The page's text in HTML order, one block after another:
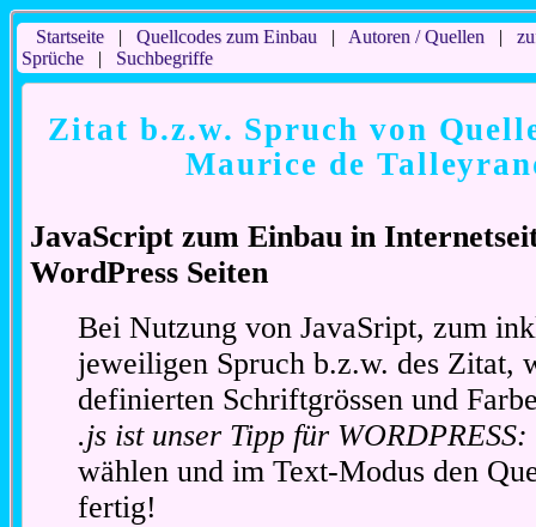
Startseite| Quellcodes zum Einbau | Autoren / Quellen |
Sprüche| Suchbegriffe
Zitat b.z.w. Spruch von
Maurice de
JavaScript zum Einbau in
WordPress Seiten
Bei Nutzung von JavaSript, zum
jeweiligen Spruch b.z.w. des Zitat,
definierten Schriftgrössen und
.js ist unser Tipp für WORDPRESS:
wählen und im Text-Modus den
fertig!